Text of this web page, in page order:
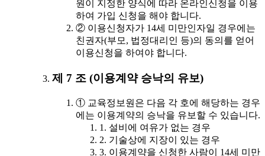
원이 지정한 양식에 따라 온라인신청을 이용
하여 가입 신청을 해야 합니다.
② 이용신청자가 14세 미만인자일 경우에는
친권자(부모, 법정대리인 등)의 동의를 얻어
이용신청을 하여야 합니다.
제 7 조 (이용계약 승낙의 유보)
① 교육정보원은 다음 각 호에 해당하는 경우
에는 이용계약의 승낙을 유보할 수 있습니다.
1. 설비에 여유가 없는 경우
2. 기술상에 지장이 있는 경우
3. 이용계약을 신청한 사람이 14세 미만